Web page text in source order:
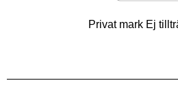
Privat mark Ej